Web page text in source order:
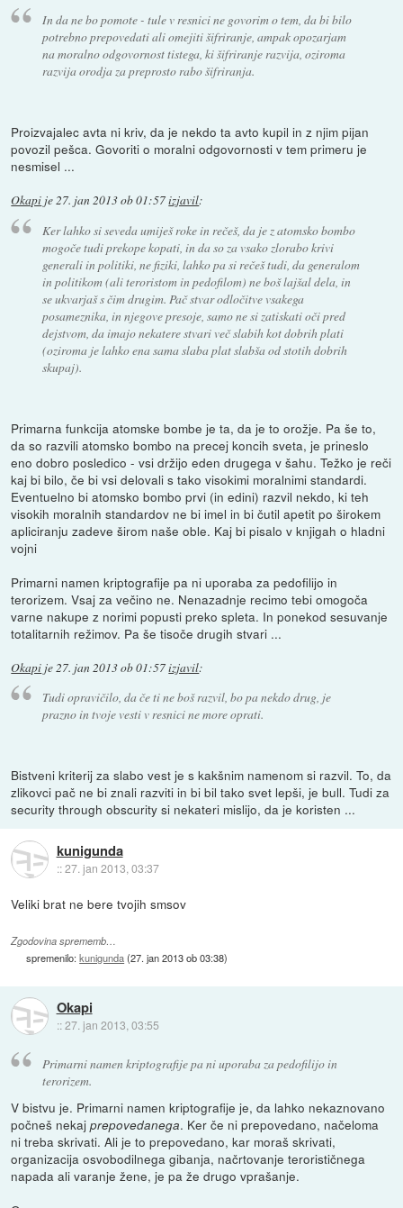
In da ne bo pomote - tule v resnici ne govorim o tem, da bi bilo
potrebno prepovedati ali omejiti šifriranje, ampak opozarjam
na moralno odgovornost tistega, ki šifriranje razvija, oziroma
razvija orodja za preprosto rabo šifriranja.
Proizvajalec avta ni kriv, da je nekdo ta avto kupil in z njim pijan
povozil pešca. Govoriti o moralni odgovornosti v tem primeru je
nesmisel ...
Okapi je27. jan 2013 ob 01:57izjavil:
Ker lahko si seveda umiješ roke in rečeš, da je z atomsko bombo
mogoče tudi prekope kopati, in da so za vsako zlorabo krivi
generali in politiki, ne fiziki, lahko pa si rečeš tudi, da generalom
in politikom (ali teroristom in pedofilom) ne boš lajšal dela, in
se ukvarjaš s čim drugim. Pač stvar odločitve vsakega
posameznika, in njegove presoje, samo ne si zatiskati oči pred
dejstvom, da imajo nekatere stvari več slabih kot dobrih plati
(oziroma je lahko ena sama slaba plat slabša od stotih dobrih
skupaj).
Primarna funkcija atomske bombe je ta, da je to orožje. Pa še to,
da so razvili atomsko bombo na precej koncih sveta, je prineslo
eno dobro posledico - vsi držijo eden drugega v šahu. Težko je reči
kaj bi bilo, če bi vsi delovali s tako visokimi moralnimi standardi.
Eventuelno bi atomsko bombo prvi (in edini) razvil nekdo, ki teh
visokih moralnih standardov ne bi imel in bi čutil apetit po širokem
apliciranju zadeve širom naše oble. Kaj bi pisalo v knjigah o hladni
vojni
Primarni namen kriptografije pa ni uporaba za pedofilijo in
terorizem. Vsaj za večino ne. Nenazadnje recimo tebi omogoča
varne nakupe z norimi popusti preko spleta. In ponekod sesuvanje
totalitarnih režimov. Pa še tisoče drugih stvari ...
Okapi je27. jan 2013 ob 01:57izjavil:
Tudi opravičilo, da če ti ne boš razvil, bo pa nekdo drug, je
prazno in tvoje vesti v resnici ne more oprati.
Bistveni kriterij za slabo vest je s kakšnim namenom si razvil. To, da
zlikovci pač ne bi znali razviti in bi bil tako svet lepši, je bull. Tudi za
security through obscurity si nekateri mislijo, da je koristen ...
kunigunda
::27. jan 2013, 03:37
Veliki brat ne bere tvojih smsov
Zgodovina sprememb…
spremenilo:kunigunda(27. jan 2013 ob 03:38)
Okapi
::27. jan 2013, 03:55
Primarni namen kriptografije pa ni uporaba za pedofilijo in
terorizem.
V bistvu je. Primarni namen kriptografije je, da lahko nekaznovano
počneš nekajprepovedanega. Ker če ni prepovedano, načeloma
ni treba skrivati. Ali je to prepovedano, kar moraš skrivati,
organizacija osvobodilnega gibanja, načrtovanje terorističnega
napada ali varanje žene, je pa že drugo vprašanje.